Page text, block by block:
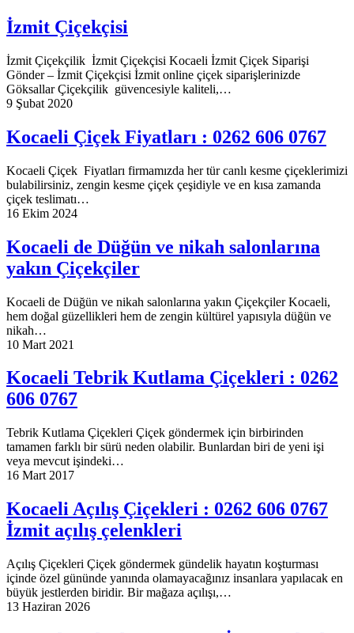
İzmit Çiçekçisi
İzmit Çiçekçilik İzmit Çiçekçisi Kocaeli İzmit Çiçek Siparişi
Gönder – İzmit Çiçekçisi İzmit online çiçek siparişlerinizde
Göksallar Çiçekçilik güvencesiyle kaliteli,…
9 Şubat 2020
Kocaeli Çiçek Fiyatları : 0262 606 0767
Kocaeli Çiçek Fiyatları firmamızda her tür canlı kesme çiçeklerimizi
bulabilirsiniz, zengin kesme çiçek çeşidiyle ve en kısa zamanda
çiçek teslimatı…
16 Ekim 2024
Kocaeli de Düğün ve nikah salonlarına
yakın Çiçekçiler
Kocaeli de Düğün ve nikah salonlarına yakın Çiçekçiler Kocaeli,
hem doğal güzellikleri hem de zengin kültürel yapısıyla düğün ve
nikah…
10 Mart 2021
Kocaeli Tebrik Kutlama Çiçekleri : 0262
606 0767
Tebrik Kutlama Çiçekleri Çiçek göndermek için birbirinden
tamamen farklı bir sürü neden olabilir. Bunlardan biri de yeni işi
veya mevcut işindeki…
16 Mart 2017
Kocaeli Açılış Çiçekleri : 0262 606 0767
İzmit açılış çelenkleri
Açılış Çiçekleri Çiçek göndermek gündelik hayatın koşturması
içinde özel gününde yanında olamayacağınız insanlara yapılacak en
büyük jestlerden biridir. Bir mağaza açılışı,…
13 Haziran 2026